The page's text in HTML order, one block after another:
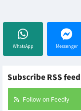
WhatsApp Messenger
Subscribe RSS feed
Follow on Feedly